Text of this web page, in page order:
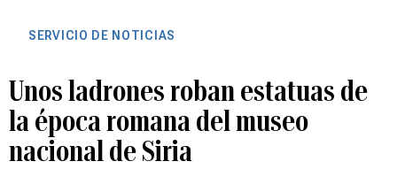
SERVICIO DE NOTICIAS
Unos ladrones roban estatuas de
la época romana del museo
nacional de Siria